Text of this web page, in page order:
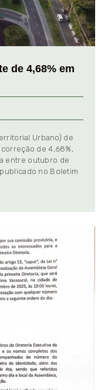
de 4,68% em
Urbano) de
de 4,68%,
entre outubro de
no Boletim